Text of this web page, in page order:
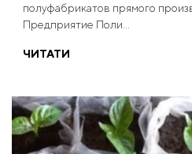
полуфабрикатов прямого
Предприятие Поли...
ЧИТАТИ